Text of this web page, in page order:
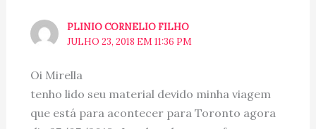
PLINIO CORNELIO FILHO
JULHO 23, 2018 EM 11:36 PM
Oi Mirella
tenho lido seu material devido minha viagem
que está para acontecer para Toronto agora